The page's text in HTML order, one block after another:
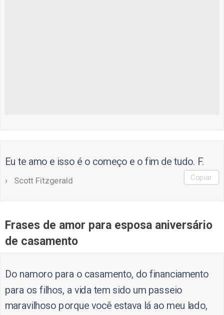
Eu te amo e isso é o começo e o fim de tudo. F.
Scott Fitzgerald Copiar
Frases de amor para esposa aniversário
de casamento
Do namoro para o casamento, do financiamento
para os filhos, a vida tem sido um passeio
maravilhoso porque você estava lá ao meu lado,